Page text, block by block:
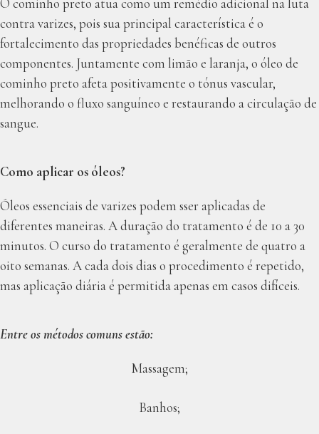
O cominho preto atua como um remédio adicional na luta
contra varizes, pois sua principal característica é o
fortalecimento das propriedades benéficas de outros
componentes. Juntamente com limão e laranja, o óleo de
cominho preto afeta positivamente o tónus vascular,
melhorando o fluxo sanguíneo e restaurando a circulação de
sangue.
Como aplicar os óleos?
Óleos essenciais de varizes podem sser aplicadas de
diferentes maneiras. A duração do tratamento é de 10 a 30
minutos. O curso do tratamento é geralmente de quatro a
oito semanas. A cada dois dias o procedimento é repetido,
mas aplicação diária é permitida apenas em casos difíceis.
Entre os métodos comuns estão:
Massagem;
Banhos;